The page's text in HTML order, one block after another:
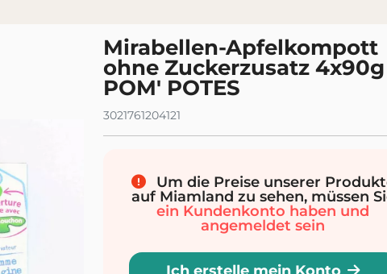
Mirabellen-Apfelkompott
ohne Zuckerzusatz
POM' POTES
3021761204121
Um die Preise unserer
auf Miamland zu sehen, müssen
ein Kundenkonto haben und
angemeldet sein
Ich erstelle mein Konto